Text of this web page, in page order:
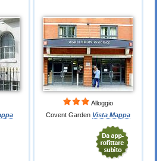
Alloggio
Covent Garden Vista Mappa